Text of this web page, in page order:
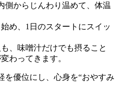
側からじんわり温めて、体温
め、1日のスタートにスイッ
、味噌汁だけでも摂ること
わってきます。
を優位にし、心身を“おやすみ